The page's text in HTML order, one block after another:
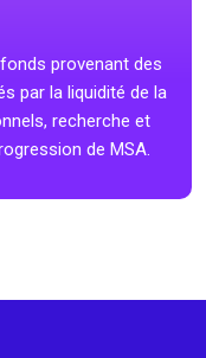
provenant des
par la liquidité de la
recherche et
de MSA.